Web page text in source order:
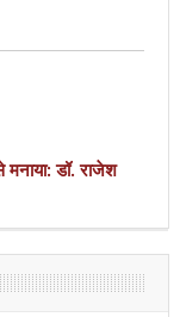
मनाया: डॉ. राजेश